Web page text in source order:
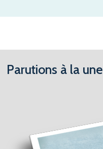
Parutions à la une